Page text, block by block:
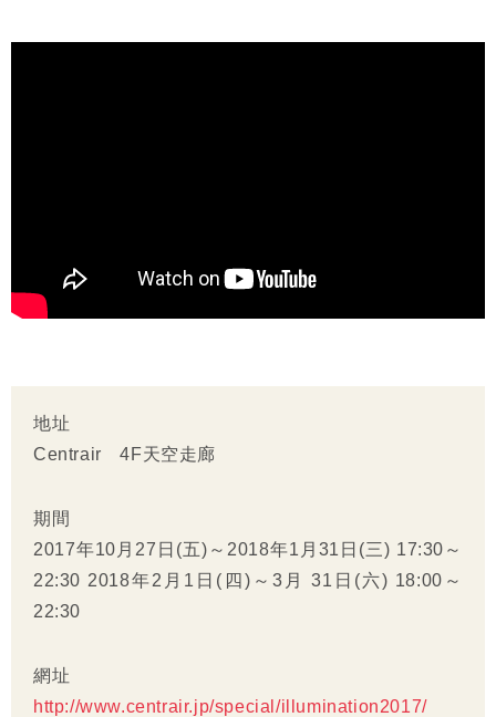
地址
Centrair 4F天空走廊
期間
2017年10月27日(五)～2018年1月31日(三) 17:30～
22:30 2018年2月1日(四)～3月 31日(六) 18:00～
22:30
網址
http://www.centrair.jp/special/illumination2017/